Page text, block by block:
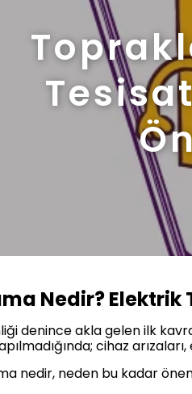
Nedir? Elektrik
denince akla gelen ilk
cihaz
nedir, neden bu kadar